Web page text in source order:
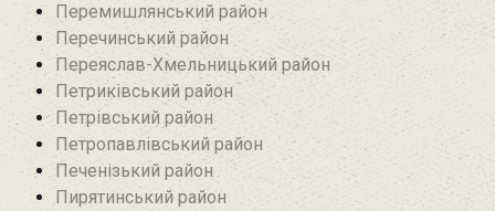
Перемишлянський район
Перечинський район
Переяслав-Хмельницький район
Петриківський район
Петрівський район‎
Петропавлівський район
Печенізький район
Пирятинський район